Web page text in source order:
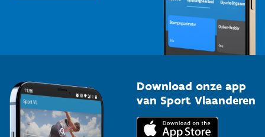
Download onze app
van Sport Vlaanderen